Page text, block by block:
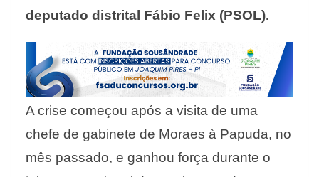
deputado distrital Fábio Felix (PSOL).
A crise começou após a visita de uma
chefe de gabinete de Moraes à Papuda, no
mês passado, e ganhou força durante o